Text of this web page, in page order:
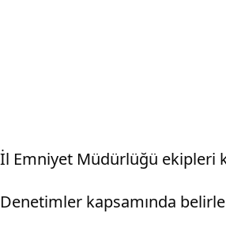
İl Emniyet Müdürlüğü ekipleri
Denetimler kapsamında